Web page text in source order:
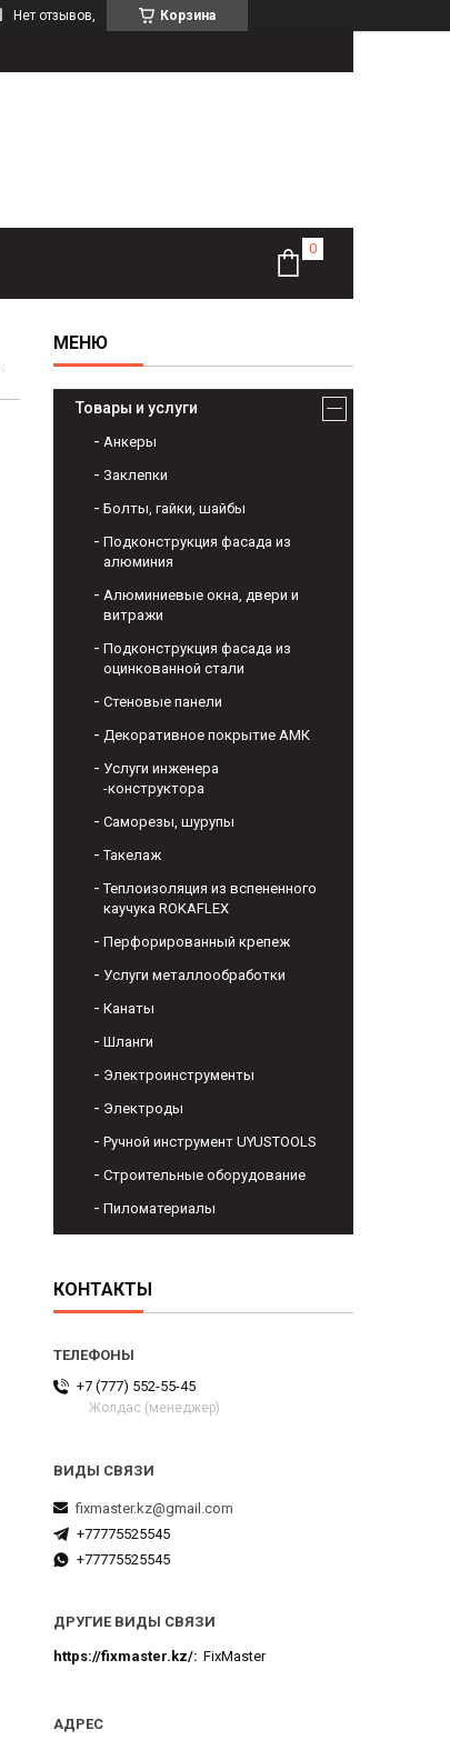
Корзина
Нет отзывов,
Товары и услуги
Анкеры
Заклепки
Болты, гайки, шайбы
Подконструкция фасада из
алюминия
Алюминиевые окна, двери и
витражи
Подконструкция фасада из
оцинкованной стали
Стеновые панели
Декоративное покрытие АМК
Услуги инженера
-конструктора
Саморезы, шурупы
Такелаж
Теплоизоляция из вспененного
каучука ROKAFLEX
Перфорированный крепеж
Услуги металлообработки
Канаты
Шланги
Электроинструменты
Электроды
Ручной инструмент UYUSTOOLS
Строительные оборудование
Пиломатериалы
КОНТАКТЫ
+7 (777) 552-55-45
Жолдас (менеджер)
fixmaster.kz@gmail.com
+77775525545
+77775525545
ДРУГИЕ ВИДЫ СВЯЗИ
https://fixmaster.kz/ FixMaster